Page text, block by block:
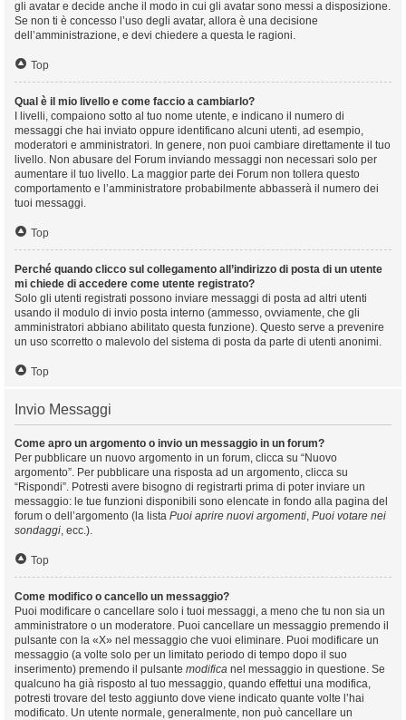
gli avatar e decide anche il modo in cui gli avatar sono messi a disposizione.
Se non ti è concesso l’uso degli avatar, allora è una decisione
dell’amministrazione, e devi chiedere a questa le ragioni.
Top
Qual è il mio livello e come faccio a cambiarlo?
I livelli, compaiono sotto al tuo nome utente, e indicano il numero di
messaggi che hai inviato oppure identificano alcuni utenti, ad esempio,
moderatori e amministratori. In genere, non puoi cambiare direttamente il tuo
livello. Non abusare del Forum inviando messaggi non necessari solo per
aumentare il tuo livello. La maggior parte dei Forum non tollera questo
comportamento e l’amministratore probabilmente abbasserà il numero dei
tuoi messaggi.
Top
Perché quando clicco sul collegamento all’indirizzo di posta di un utente
mi chiede di accedere come utente registrato?
Solo gli utenti registrati possono inviare messaggi di posta ad altri utenti
usando il modulo di invio posta interno (ammesso, ovviamente, che gli
amministratori abbiano abilitato questa funzione). Questo serve a prevenire
un uso scorretto o malevolo del sistema di posta da parte di utenti anonimi.
Top
Invio Messaggi
Come apro un argomento o invio un messaggio in un forum?
Per pubblicare un nuovo argomento in un forum, clicca su “Nuovo
argomento”. Per pubblicare una risposta ad un argomento, clicca su
“Rispondi”. Potresti avere bisogno di registrarti prima di poter inviare un
messaggio: le tue funzioni disponibili sono elencate in fondo alla pagina del
forum o dell’argomento (la lista Puoi aprire nuovi argomenti, Puoi votare nei
sondaggi, ecc.).
Top
Come modifico o cancello un messaggio?
Puoi modificare o cancellare solo i tuoi messaggi, a meno che tu non sia un
amministratore o un moderatore. Puoi cancellare un messaggio premendo il
pulsante con la «X» nel messaggio che vuoi eliminare. Puoi modificare un
messaggio (a volte solo per un limitato periodo di tempo dopo il suo
inserimento) premendo il pulsante modifica nel messaggio in questione. Se
qualcuno ha già risposto al tuo messaggio, quando effettui una modifica,
potresti trovare del testo aggiunto dove viene indicato quante volte l’hai
modificato. Un utente normale, generalmente, non può cancellare un